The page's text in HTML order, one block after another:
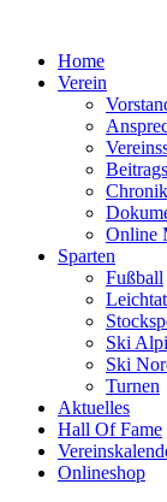
springenHome
Verein
Chronik
Online
Sparten
Fußball
Ski
Ski
Turnen
Aktuelles
Hall Of Fame
Onlineshop